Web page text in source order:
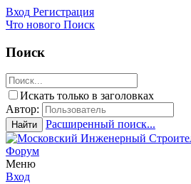
Вход Регистрация
Что нового Поиск
Поиск
Искать только в заголовках
Автор:
Найти Расширенный поиск...
Меню
Вход